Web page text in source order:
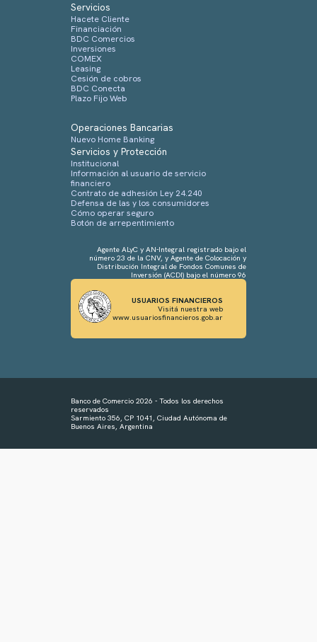
Servicios
Hacete Cliente
Financiación
BDC Comercios
Inversiones
COMEX
Leasing
Cesión de cobros
BDC Conecta
Plazo Fijo Web
Operaciones Bancarias
Nuevo Home Banking
Servicios y Protección
Institucional
Información al usuario de servicio
financiero
Contrato de adhesión Ley 24.240
Defensa de las y los consumidores
Cómo operar seguro
Botón de arrepentimiento
Agente ALyC y AN-Integral registrado bajo el
número 23 de la CNV, y Agente de Colocación y
Distribución Integral de Fondos Comunes de
Inversión (ACDI) bajo el número 96
USUARIOS FINANCIEROS
Visitá nuestra web
www.usuariosfinancieros.gob.ar
Banco de Comercio 2026 - Todos los derechos
reservados
Sarmiento 356, CP 1041, Ciudad Autónoma de
Buenos Aires, Argentina